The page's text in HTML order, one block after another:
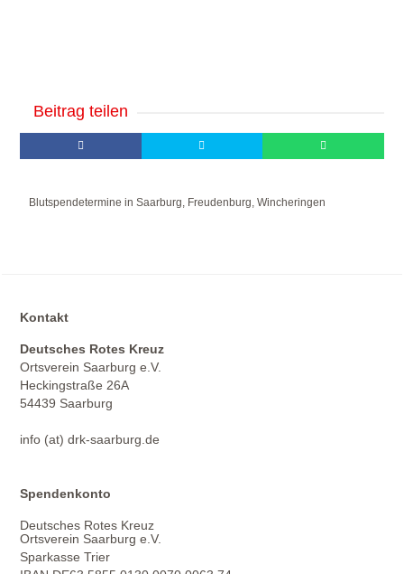
Beitrag teilen
Blutspendetermine in Saarburg, Freudenburg, Wincheringen
Kontakt
Deutsches Rotes Kreuz
Ortsverein Saarburg e.V.
Heckingstraße 26A
54439 Saarburg
info (at) drk-saarburg.de
Spendenkonto
Deutsches Rotes Kreuz
Ortsverein Saarburg e.V.
Sparkasse Trier